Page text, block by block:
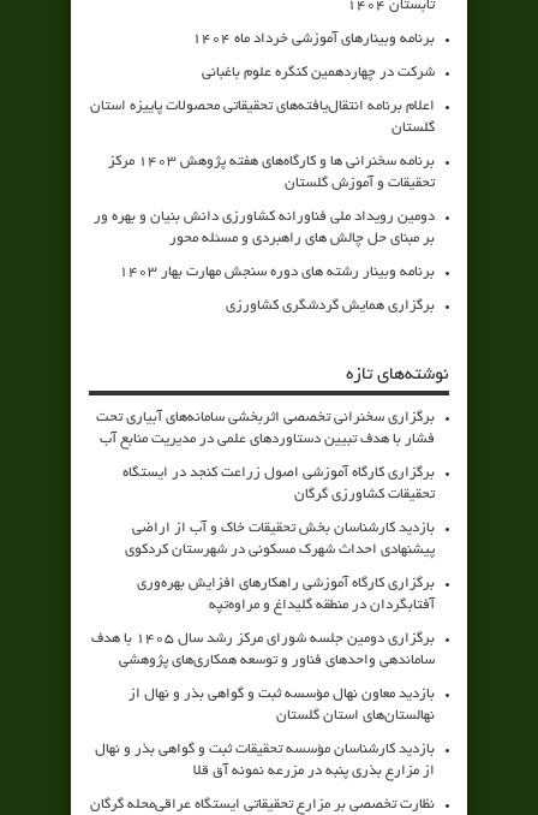
تابستان 1404
برنامه وبینارهای آموزشی خرداد ماه 1404
شرکت در چهاردهمین کنگره علوم باغبانی
اعلام برنامه انتقال‌یافته‌های تحقیقاتی محصولات پاییزه استان
گلستان
برنامه سخنرانی ها و کارگاه‌های هفته پژوهش 1403 مرکز
تحقیقات و آموزش گلستان
دومین رویداد ملی فناورانه کشاورزی دانش بنیان و بهره ور
بر مبنای حل چالش های راهبردی و مسئله محور
برنامه وبینار رشته های دوره سنجش مهارت بهار 1403
برگزاری همایش گردشگری کشاورزی
نوشته‌های تازه
برگزاری سخنرانی تخصصی اثربخشی سامانه‌های آبیاری تحت
فشار با هدف تبیین دستاوردهای علمی در مدیریت منابع آب
برگزاری کارگاه آموزشی اصول زراعت کنجد در ایستگاه
تحقیقات کشاورزی گرگان
بازدید کارشناسان بخش تحقیقات خاک و آب از اراضی
پیشنهادی احداث شهرک مسکونی در شهرستان کردکوی
برگزاری کارگاه آموزشی راهکارهای افزایش بهره‌وری
آفتابگردان در منطقه گلیداغ و مراوه‌تپه
برگزاری دومین جلسه شورای مرکز رشد سال ۱۴۰۵ با هدف
ساماندهی واحدهای فناور و توسعه همکاری‌های پژوهشی
بازدید معاون نهال مؤسسه ثبت و گواهی بذر و نهال از
نهالستان‌های استان گلستان
بازدید کارشناسان مؤسسه تحقیقات ثبت و گواهی بذر و نهال
از مزارع بذری پنبه در مزرعه نمونه آق قلا
نظارت تخصصی بر مزارع تحقیقاتی ایستگاه عراقی‌محله گرگان